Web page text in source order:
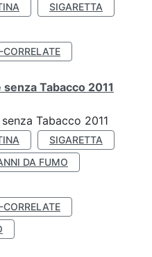
SIGARETTA
Tabacco 2011
Tabacco 2011
SIGARETTA
DA FUMO